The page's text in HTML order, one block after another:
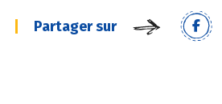
Partager sur